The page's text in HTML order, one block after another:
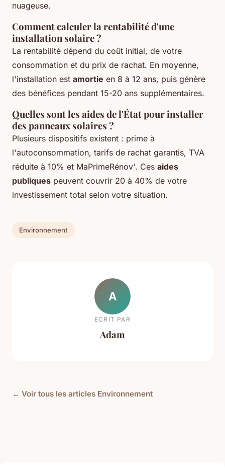
nuageuse.
Comment calculer la rentabilité d'une
installation solaire ?
La rentabilité dépend du coût initial, de votre
consommation et du prix de rachat. En moyenne,
l'installation est amortie en 8 à 12 ans, puis génère
des bénéfices pendant 15-20 ans supplémentaires.
Quelles sont les aides de l'État pour installer
des panneaux solaires ?
Plusieurs dispositifs existent : prime à
l'autoconsommation, tarifs de rachat garantis, TVA
réduite à 10% et MaPrimeRénov'. Ces aides
publiques peuvent couvrir 20 à 40% de votre
investissement total selon votre situation.
Environnement
A
ECRIT PAR
Adam
← Voir tous les articles Environnement